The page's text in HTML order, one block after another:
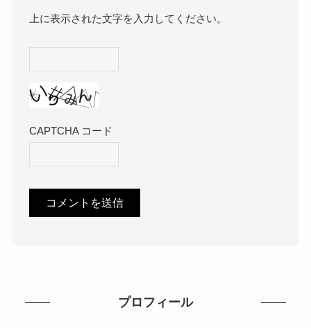
上に表示された文字を入力してください。
CAPTCHA コード
プロフィール